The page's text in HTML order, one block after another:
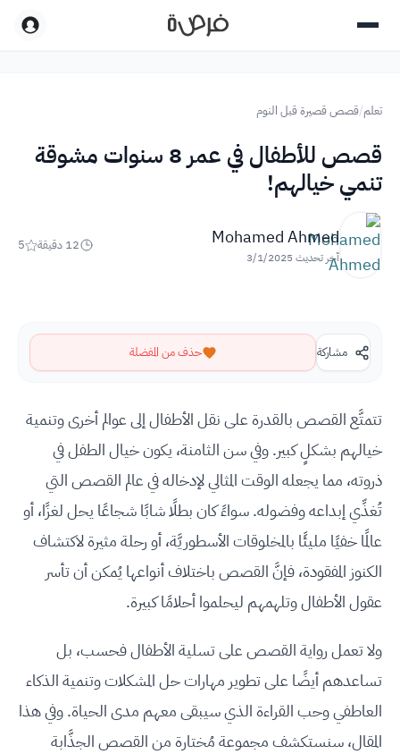
تعلم/قصص قصيرة قبل النوم
قصص للأطفال في عمر 8 سنوات مشوقة
تنمي خيالهم!
Mohamed Ahmed
آخر تحديث 3/1/2025
12 دقيقة 5
مشاركة حذف من المفضلة
تتمتَّع القصص بالقدرة على نقل الأطفال إلى عوالم أخرى وتنمية
خيالهم بشكلٍ كبير. وفي سن الثامنة، يكون خيال الطفل في
ذروته، مما يجعله الوقت المثالي لإدخاله في عالم القصص التي
تُغذِّي إبداعه وفضوله. سواءً كان بطلًا شابًا شجاعًا يحل لغزًا، أو
عالمًا خفيًا مليئًا بالمخلوقات الأسطوريَّة، أو رحلة مثيرة لاكتشاف
الكنوز المفقودة، فإنَّ القصص باختلاف أنواعها يُمكن أن تأسر
عقول الأطفال وتلهمهم ليحلموا أحلامًا كبيرة.
ولا تعمل رواية القصص على تسلية الأطفال فحسب، بل
تساعدهم أيضًا على تطوير مهارات حل المشكلات وتنمية الذكاء
العاطفي وحب القراءة الذي سيبقى معهم مدى الحياة. وفي هذا
المقال، سنستكشف مجموعة مُختارة من القصص الجذَّابة